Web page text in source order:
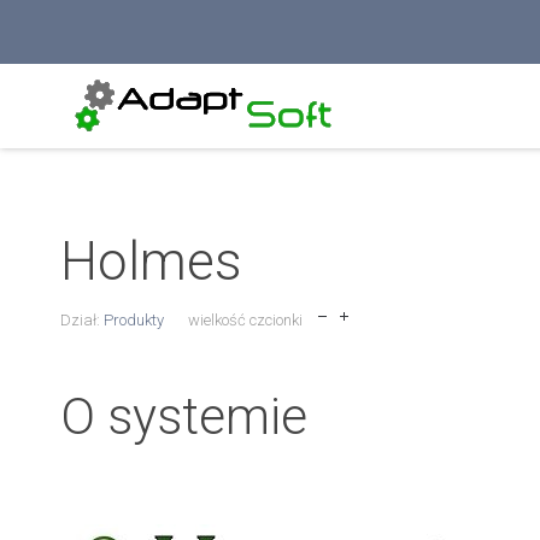
Holmes
Dział: Produkty wielkość czcionki
O systemie